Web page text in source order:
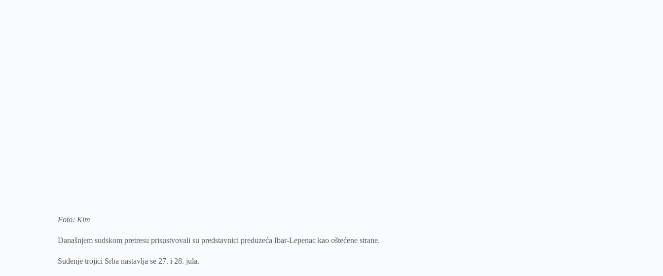
Foto: Kim
Današnjem sudskom pretresu prisustvovali su predstavnici preduzeća Ibar-Lepenac kao oštećene strane.
Suđenje trojici Srba nastavlja se 27. i 28. jula.